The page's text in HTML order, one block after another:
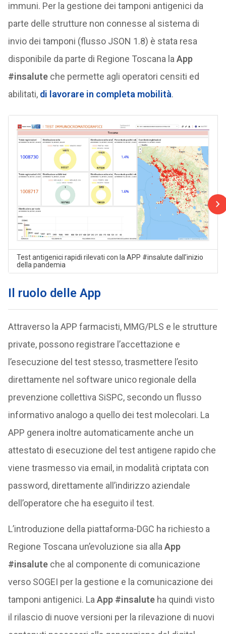
immuni. Per la gestione dei tamponi antigenici da
parte delle strutture non connesse al sistema di
invio dei tamponi (flusso JSON 1.8) è stata resa
disponibile da parte di Regione Toscana la App
#insaluteche permette agli operatori censiti ed
abilitati, di lavorare in completa mobilità.
Test antigenici rapidi rilevati con la APP #insalute dall’inizio
della pandemia
Il ruolo delle App
Attraverso la APP farmacisti, MMG/PLS e le strutture
private, possono registrare l’accettazione e
l’esecuzione del test stesso, trasmettere l’esito
direttamente nel software unico regionale della
prevenzione collettiva SiSPC, secondo un flusso
informativo analogo a quello dei test molecolari. La
APP genera inoltre automaticamente anche un
attestato di esecuzione del test antigene rapido che
viene trasmesso via email, in modalità criptata con
password, direttamente all’indirizzo aziendale
dell’operatore che ha eseguito il test.
L’introduzione della piattaforma-DGC ha richiesto a
Regione Toscana un’evoluzione sia alla App
#insaluteche al componente di comunicazione
verso SOGEI per la gestione e la comunicazione dei
tamponi antigenici. La App #insaluteha quindi visto
il rilascio di nuove versioni per la rilevazione di nuovi